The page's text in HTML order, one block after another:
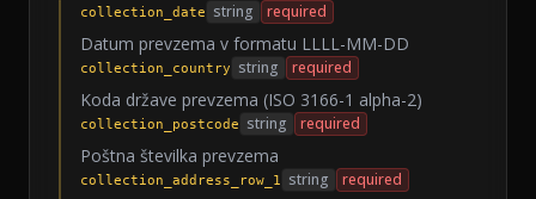
collection_date string required
Datum prevzema v formatu LLLL-MM-DD
collection_country string required
Koda države prevzema (ISO 3166-1 alpha-2)
collection_postcode string required
Poštna številka prevzema
collection_address_row_1 string required